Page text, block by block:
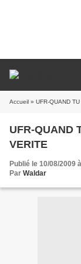
Accueil » UFR-QUAND
UFR-QUAND
VERITE
Publié le 10/08/2009
Par Waldar